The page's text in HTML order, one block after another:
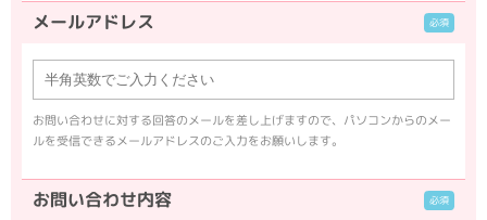
メールアドレス
お問い合わせに対する回答のメールを差し上げますので、パソコンからのメー
ルを受信できるメールアドレスのご入力をお願いします。
お問い合わせ内容